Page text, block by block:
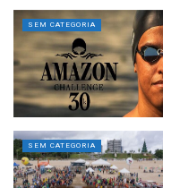
SEM CATEGORIA
SEM CATEGORIA